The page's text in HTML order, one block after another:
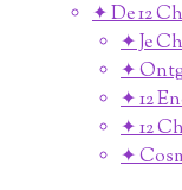
✦ De 12
✦ Je
✦
✦ 12
✦ 12
✦